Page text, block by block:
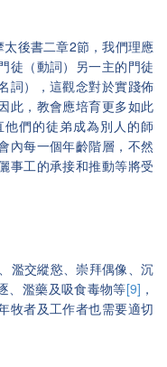
太後書二章2節，我們理應
徒（動詞）另一主的門徒
詞），這觀念對於實踐佈
此，教會應培育更多如此
們的徒弟成為別人的師
內每一個年齡階層，不然
事工的承接和推動等將受
濫交縱慾、崇拜偶像、沉
、濫藥及吸食毒物等[9] ，
牧者及工作者也需要適切